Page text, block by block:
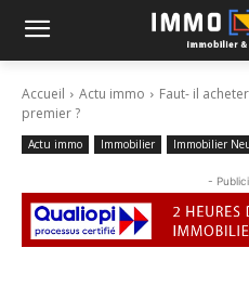
Accueil Actu immo
Faut­- il
premier ?
Actu immo Immobilier Immobilier
-